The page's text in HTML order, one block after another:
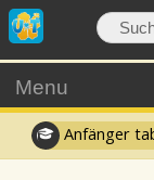
Menu
Anfänger